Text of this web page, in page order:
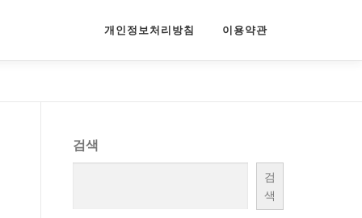
개인정보처리방침 이용약관
검색
검
색